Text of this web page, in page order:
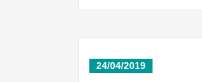
24/04/2019